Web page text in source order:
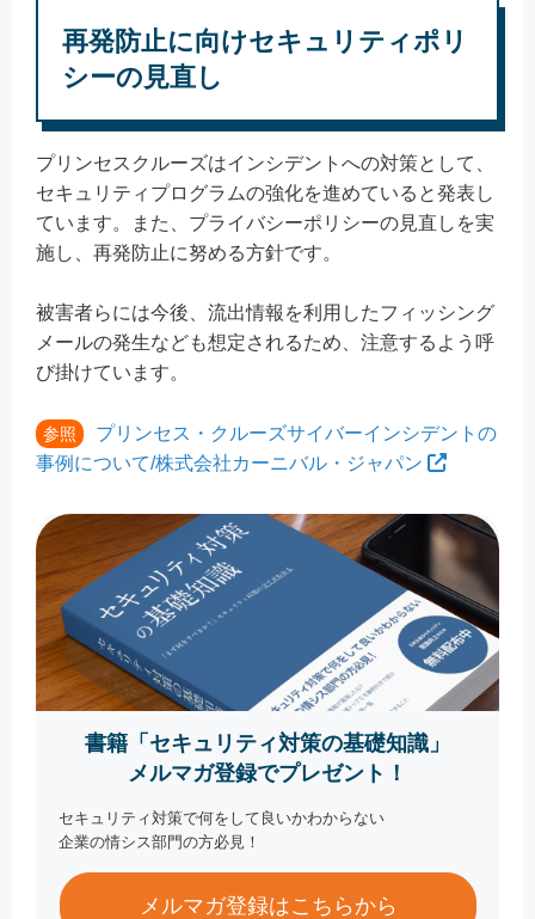
再発防止に向けセキュリティポリ
シーの見直し
プリンセスクルーズはインシデントへの対策として、
セキュリティプログラムの強化を進めていると発表し
ています。また、プライバシーポリシーの見直しを実
施し、再発防止に努める方針です。
被害者らには今後、流出情報を利用したフィッシング
メールの発生なども想定されるため、注意するよう呼
び掛けています。
参照
プリンセス・クルーズサイバーインシデントの
事例について/株式会社カーニバル・ジャパン
書籍「セキュリティ対策の基礎知識」
メルマガ登録でプレゼント！
セキュリティ対策で何をして良いかわからない
企業の情シス部門の方必見！
メルマガ登録はこちらから